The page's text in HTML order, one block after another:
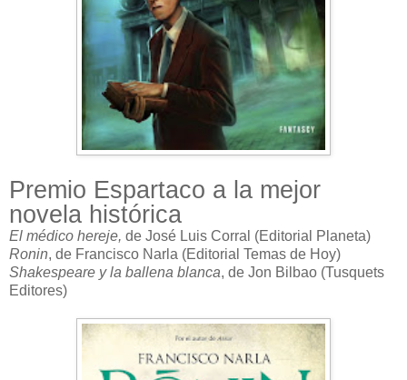
Premio Espartaco a la mejor
novela histórica
El médico hereje, de José Luis Corral (Editorial Planeta)
Ronin, de Francisco Narla (Editorial Temas de Hoy)
Shakespeare y la ballena blanca, de Jon Bilbao (Tusquets
Editores)